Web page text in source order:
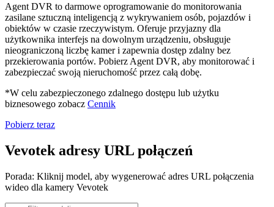
Agent DVR to darmowe oprogramowanie do monitorowania
zasilane sztuczną inteligencją z wykrywaniem osób, pojazdów i
obiektów w czasie rzeczywistym. Oferuje przyjazny dla
użytkownika interfejs na dowolnym urządzeniu, obsługuje
nieograniczoną liczbę kamer i zapewnia dostęp zdalny bez
przekierowania portów. Pobierz Agent DVR, aby monitorować i
zabezpieczać swoją nieruchomość przez całą dobę.
*W celu zabezpieczonego zdalnego dostępu lub użytku
biznesowego zobacz Cennik
Pobierz teraz
Vevotek adresy URL połączeń
Porada: Kliknij model, aby wygenerować adres URL połączenia
wideo dla kamery Vevotek